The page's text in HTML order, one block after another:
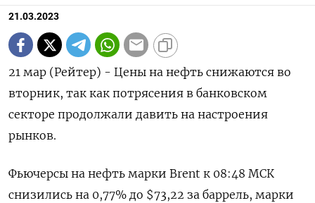
21.03.2023
21 мар (Рейтер) - Цены на нефть снижаются во
вторник, так как потрясения в банковском
секторе продолжали давить на настроения
рынков.
Фьючерсы на нефть марки Brent к 08:48 МСК
снизились на 0,77% до $73,22 за баррель, марки